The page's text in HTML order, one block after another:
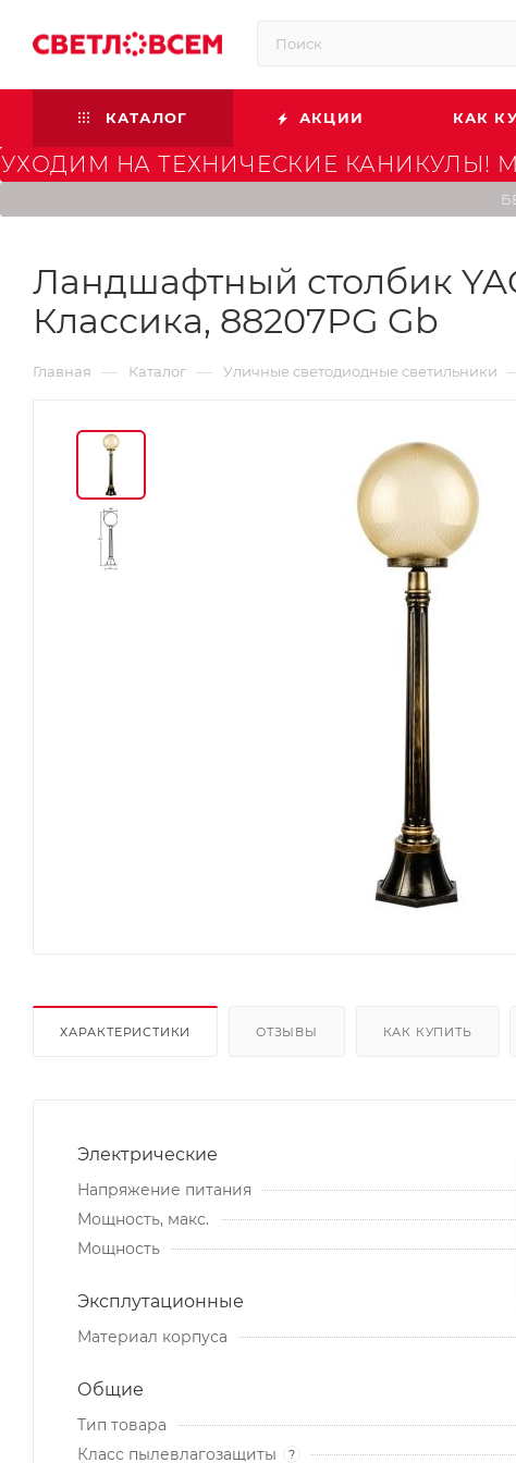
КАТАЛОГ АКЦИИ КАК
УХОДИМ НА ТЕХНИЧЕСКИЕ КАНИКУЛЫ!
Ландшафтный столбик
Классика, 88207PG Gb
Главная — Каталог — Уличные светодиодные светильники
ХАРАКТЕРИСТИКИ ОТЗЫВЫ КАК КУПИТЬ
Электрические
Напряжение питания
Мощность, макс.
Мощность
Эксплутационные
Материал корпуса
Общие
Тип товара
Класс пылевлагозащиты
?